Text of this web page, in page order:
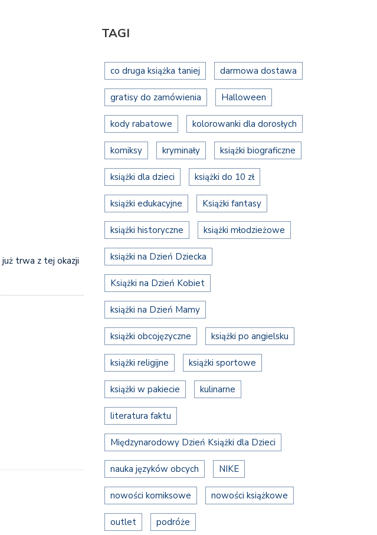
już trwa z tej okazji
TAGI
co druga książka taniej darmowa dostawa
gratisy do zamówienia Halloween
kody rabatowe kolorowanki dla dorosłych
komiksy kryminały książki biograficzne
książki dla dzieci książki do 10 zł
książki edukacyjne Książki fantasy
książki historyczne książki młodzieżowe
książki na Dzień Dziecka
Książki na Dzień Kobiet
książki na Dzień Mamy
książki obcojęzyczne książki po angielsku
książki religijne książki sportowe
książki w pakiecie kulinarne
literatura faktu
Międzynarodowy Dzień Książki dla Dzieci
nauka języków obcych NIKE
nowości komiksowe nowości książkowe
outlet podróże